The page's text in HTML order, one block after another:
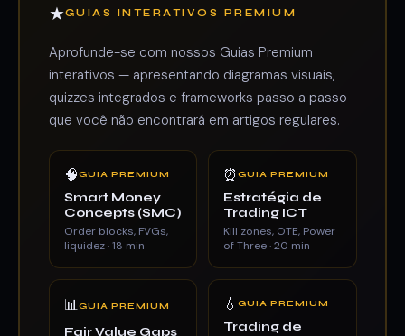
★GUIAS INTERATIVOS PREMIUM
Aprofunde-se com nossos Guias Premium
interativos — apresentando diagramas visuais,
quizzes integrados e frameworks passo a passo
que você não encontrará em artigos regulares.
🧠GUIA PREMIUM
Smart Money
Concepts (SMC)
Order blocks, FVGs,
liquidez · 18 min
⏰ GUIA PREMIUM
Estratégia de
Trading ICT
Kill zones, OTE, Power
of Three · 20 min
📊GUIA PREMIUM
Fair Value Gaps
💧 GUIA PREMIUM
Trading de